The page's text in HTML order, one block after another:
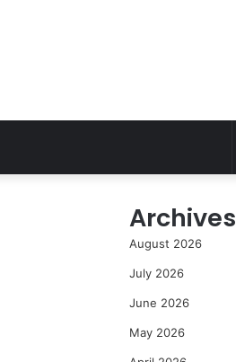
Archives
August 2026
July 2026
June 2026
May 2026